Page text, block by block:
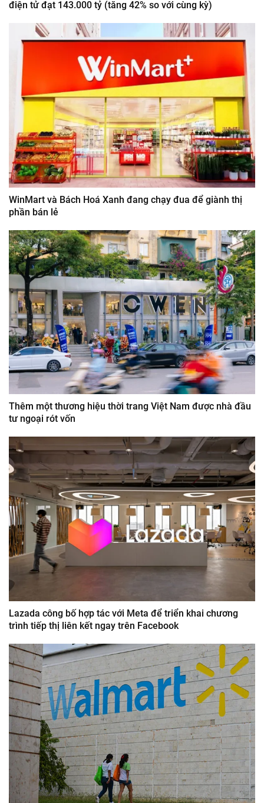
điện tử đạt 143.000 tỷ (tăng 42% so với cùng kỳ)
WinMart và Bách Hoá Xanh đang chạy đua để giành thị
phần bán lẻ
Thêm một thương hiệu thời trang Việt Nam được nhà đầu
tư ngoại rót vốn
Lazada công bố hợp tác với Meta để triển khai chương
trình tiếp thị liên kết ngay trên Facebook